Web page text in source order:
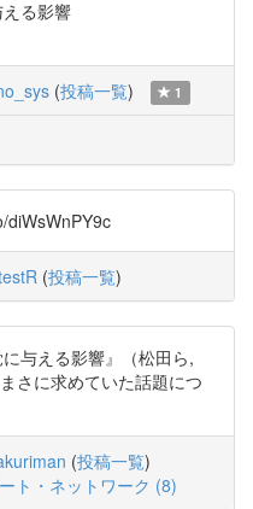
る影響
(投稿一覧) 1
diWsWnPY9c
(投稿一覧)
与える影響』（松田ら,
さに求めていた話題につ
(投稿一覧)
ト・ネットワーク (8)